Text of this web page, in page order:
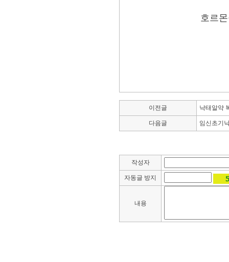
호르
이전글 낙태알약
다음글 임신초기
작성자
자동글 방지
내용